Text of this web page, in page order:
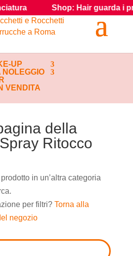
UP
NOLEGGIO
VENDITA
della
Ritocco
in un’altra categoria
per filtri? Torna alla
negozio
Shop: Hair guarda i